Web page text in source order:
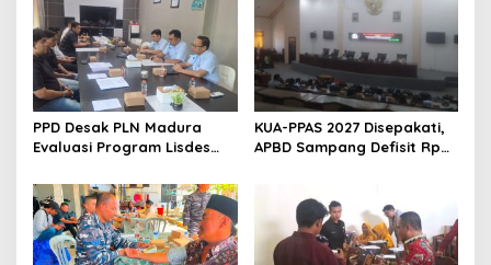
PPD Desak PLN Madura
Evaluasi Program Lisdes
KUA-PPAS 2027 Disepakati,
APBD Sampang Defisit Rp